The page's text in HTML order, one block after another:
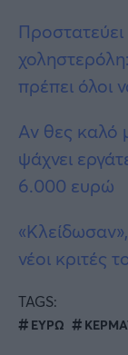
Προστατεύει
πρέπει όλοι
Αν θες καλό
ψάχνει
6.000 ευρώ
νέοι κριτές
TAGS:
ΕΥΡΩ